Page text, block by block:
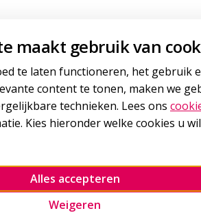
maakt gebruik van
te laten functioneren, het gebruik
content te tonen, maken we
technieken. Lees ons
Kies hieronder welke cookies u
Alles accepteren
Weigeren